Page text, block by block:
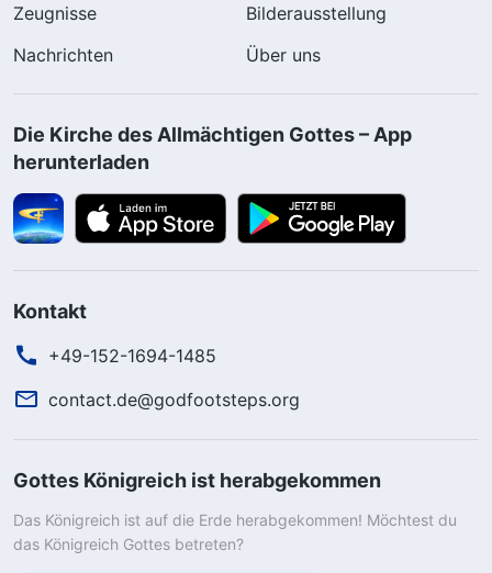
Zeugnisse
Bilderausstellung
Nachrichten
Über uns
Die Kirche des Allmächtigen Gottes – App
herunterladen
Kontakt
+49-152-1694-1485
contact.de@godfootsteps.org
Gottes Königreich ist herabgekommen
Das Königreich ist auf die Erde herabgekommen! Möchtest du
das Königreich Gottes betreten?